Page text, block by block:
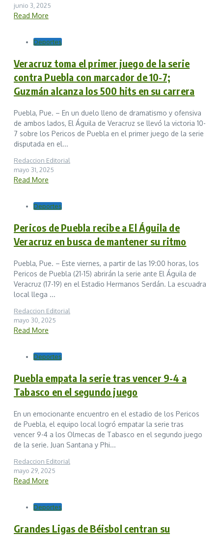
junio 3, 2025
Read More
Deportes
Veracruz toma el primer juego de la serie
contra Puebla con marcador de 10-7;
Guzmán alcanza los 500 hits en su carrera
Puebla, Pue. – En un duelo lleno de dramatismo y ofensiva
de ambos lados, El Águila de Veracruz se llevó la victoria 10-
7 sobre los Pericos de Puebla en el primer juego de la serie
disputada en el...
Redaccion Editorial
mayo 31, 2025
Read More
Deportes
Pericos de Puebla recibe a El Águila de
Veracruz en busca de mantener su ritmo
Puebla, Pue. – Este viernes, a partir de las 19:00 horas, los
Pericos de Puebla (21-15) abrirán la serie ante El Águila de
Veracruz (17-19) en el Estadio Hermanos Serdán. La escuadra
local llega ...
Redaccion Editorial
mayo 30, 2025
Read More
Deportes
Puebla empata la serie tras vencer 9-4 a
Tabasco en el segundo juego
En un emocionante encuentro en el estadio de los Pericos
de Puebla, el equipo local logró empatar la serie tras
vencer 9-4 a los Olmecas de Tabasco en el segundo juego
de la serie. Juan Santana y Phi...
Redaccion Editorial
mayo 29, 2025
Read More
Deportes
Grandes Ligas de Béisbol centran su